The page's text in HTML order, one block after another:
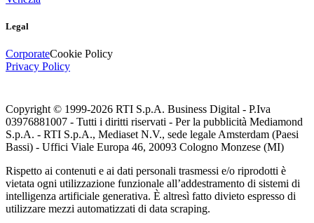
Legal
CorporateCookie Policy
Privacy Policy
Copyright © 1999-2026 RTI S.p.A. Business Digital - P.Iva
03976881007 - Tutti i diritti riservati - Per la pubblicità Mediamond
S.p.A. - RTI S.p.A., Mediaset N.V., sede legale Amsterdam (Paesi
Bassi) - Uffici Viale Europa 46, 20093 Cologno Monzese (MI)
Rispetto ai contenuti e ai dati personali trasmessi e/o riprodotti è
vietata ogni utilizzazione funzionale all’addestramento di sistemi di
intelligenza artificiale generativa. È altresì fatto divieto espresso di
utilizzare mezzi automatizzati di data scraping.